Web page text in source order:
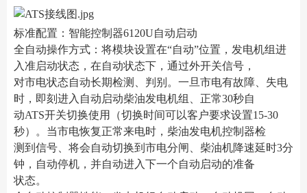
标准配置：智能控制器6120U自动启动
全自动操作方式：将模块设置在“自动”位置，发电机组进
入准启动状态，在自动状态下，通过外开关信号，
对市电状态自动长期检测、判别。一旦市电有故障、失电
时，即刻进入自动启动柴油发电机组、正常30秒自
动ATS开关切换使用（切换时间可以客户要求设置15-30
秒）。当市电恢复正常来电时，柴油发电机控制器检
测到信号、将会自动切换到市电分闸、柴油机降速延时3分
钟，自动停机，并自动进入下一个自动启动的准备
状态。